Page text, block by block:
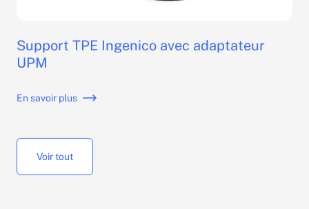
Support TPE Ingenico avec adaptateur
UPM
En savoir plus
Voir tout